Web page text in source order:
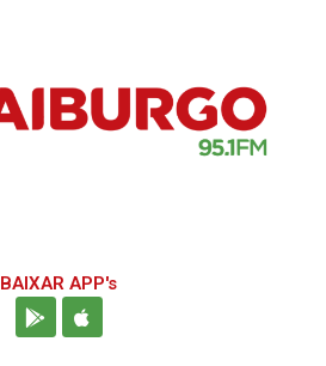
BAIXAR APP's